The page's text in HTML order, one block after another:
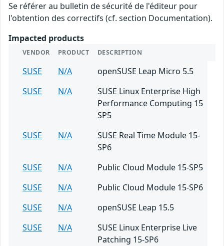
Se référer au bulletin de sécurité de l'éditeur pour
l'obtention des correctifs (cf. section Documentation).
Impacted products
VENDOR PRODUCT DESCRIPTION
SUSE N/A
openSUSE Leap Micro 5.5
SUSE
N/A
SUSE Linux Enterprise High
Performance Computing 15
SP5
SUSE
N/A
SUSE Real Time Module 15-
SP6
SUSE
N/A
Public Cloud Module 15-SP5
SUSE
N/A
Public Cloud Module 15-SP6
SUSE
N/A
openSUSE Leap 15.5
SUSE
N/A
SUSE Linux Enterprise Live
Patching 15-SP6